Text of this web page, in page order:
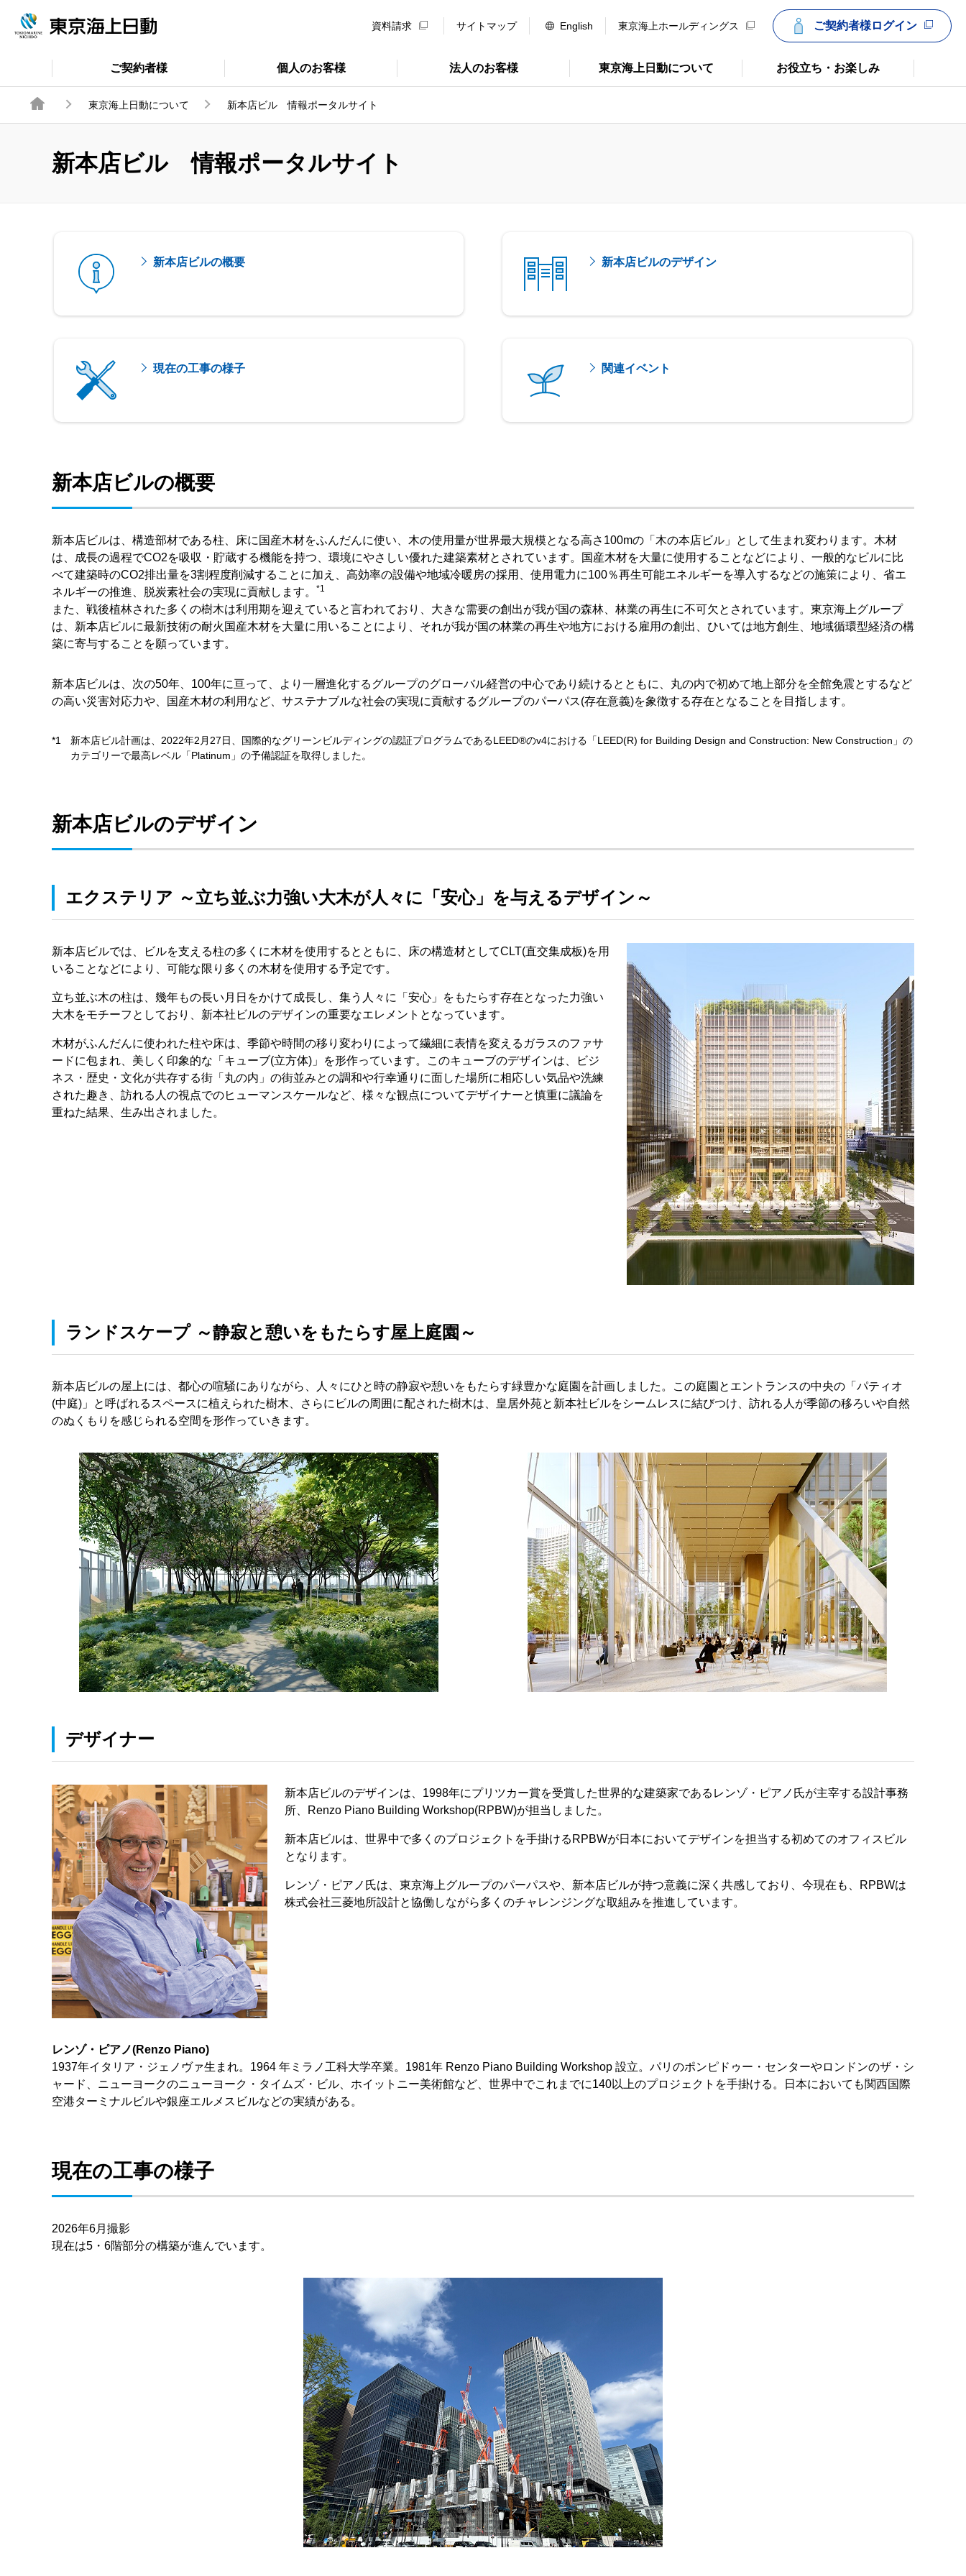
資料請求 サイトマップ English 東京海上ホールディングス ご契約者様ログイン
ご契約者様 個人のお客様 法人のお客様 東京海上日動について お役立ち・お楽しみ
東京海上日動について 新本店ビル 情報ポータルサイト
新本店ビル 情報ポータルサイト
新本店ビルの概要 新本店ビルのデザイン
現在の工事の様子 関連イベント
新本店ビルの概要
新本店ビルは、構造部材である柱、床に国産木材をふんだんに使い、木の使用量が世界最大規模となる高さ100mの「木の本店ビル」として生まれ変わります。木材
は、成長の過程でCO2を吸収・貯蔵する機能を持つ、環境にやさしい優れた建築素材とされています。国産木材を大量に使用することなどにより、一般的なビルに比
べて建築時のCO2排出量を3割程度削減することに加え、高効率の設備や地域冷暖房の採用、使用電力に100％再生可能エネルギーを導入するなどの施策により、省エ
ネルギーの推進、脱炭素社会の実現に貢献します。
*1
また、戦後植林された多くの樹木は利用期を迎えていると言われており、大きな需要の創出が我が国の森林、林業の再生に不可欠とされています。東京海上グループ
は、新本店ビルに最新技術の耐火国産木材を大量に用いることにより、それが我が国の林業の再生や地方における雇用の創出、ひいては地方創生、地域循環型経済の構
築に寄与することを願っています。
新本店ビルは、次の50年、100年に亘って、より一層進化するグループのグローバル経営の中心であり続けるとともに、丸の内で初めて地上部分を全館免震とするなど
の高い災害対応力や、国産木材の利用など、サステナブルな社会の実現に貢献するグループのパーパス(存在意義)を象徴する存在となることを目指します。
*1
新本店ビル計画は、2022年2月27日、国際的なグリーンビルディングの認証プログラムであるLEED®のv4における「LEED(R) for Building Design and Construction: New Construction」の
カテゴリーで最高レベル「Platinum」の予備認証を取得しました。
新本店ビルのデザイン
エクステリア ～立ち並ぶ力強い大木が人々に「安心」を与えるデザイン～
新本店ビルでは、ビルを支える柱の多くに木材を使用するとともに、床の構造材としてCLT(直交集成板)を用
いることなどにより、可能な限り多くの木材を使用する予定です。
立ち並ぶ木の柱は、幾年もの長い月日をかけて成長し、集う人々に「安心」をもたらす存在となった力強い
大木をモチーフとしており、新本社ビルのデザインの重要なエレメントとなっています。
木材がふんだんに使われた柱や床は、季節や時間の移り変わりによって繊細に表情を変えるガラスのファサ
ードに包まれ、美しく印象的な「キューブ(立方体)」を形作っています。このキューブのデザインは、ビジ
ネス・歴史・文化が共存する街「丸の内」の街並みとの調和や行幸通りに面した場所に相応しい気品や洗練
された趣き、訪れる人の視点でのヒューマンスケールなど、様々な観点についてデザイナーと慎重に議論を
重ねた結果、生み出されました。
ランドスケープ ～静寂と憩いをもたらす屋上庭園～
新本店ビルの屋上には、都心の喧騒にありながら、人々にひと時の静寂や憩いをもたらす緑豊かな庭園を計画しました。この庭園とエントランスの中央の「パティオ
(中庭)」と呼ばれるスペースに植えられた樹木、さらにビルの周囲に配された樹木は、皇居外苑と新本社ビルをシームレスに結びつけ、訪れる人が季節の移ろいや自然
のぬくもりを感じられる空間を形作っていきます。
デザイナー
新本店ビルのデザインは、1998年にプリツカー賞を受賞した世界的な建築家であるレンゾ・ピアノ氏が主宰する設計事務
所、Renzo Piano Building Workshop(RPBW)が担当しました。
新本店ビルは、世界中で多くのプロジェクトを手掛けるRPBWが日本においてデザインを担当する初めてのオフィスビル
となります。
レンゾ・ピアノ氏は、東京海上グループのパーパスや、新本店ビルが持つ意義に深く共感しており、今現在も、RPBWは
株式会社三菱地所設計と協働しながら多くのチャレンジングな取組みを推進しています。
レンゾ・ピアノ(Renzo Piano)
1937年イタリア・ジェノヴァ生まれ。1964 年ミラノ工科大学卒業。1981年 Renzo Piano Building Workshop 設立。パリのポンピドゥー・センターやロンドンのザ・シ
ャード、ニューヨークのニューヨーク・タイムズ・ビル、ホイットニー美術館など、世界中でこれまでに140以上のプロジェクトを手掛ける。日本においても関西国際
空港ターミナルビルや銀座エルメスビルなどの実績がある。
現在の工事の様子
2026年6月撮影
現在は5・6階部分の構築が進んでいます。